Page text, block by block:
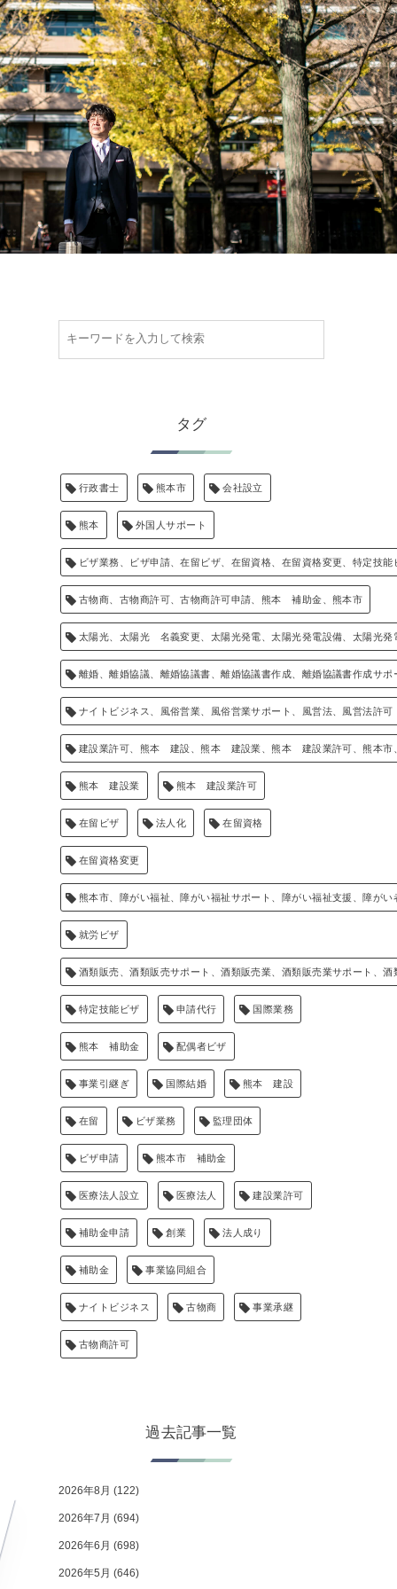
タグ
行政書士 熊本市 会社設立
熊本 外国人サポート
ビザ業務、ビザ申請、在留ビザ、在留資格、在留資格変更、特定技能
古物商、古物商許可、古物商許可申請、熊本 補助金、熊本市
太陽光、太陽光 名義変更、太陽光発電、太陽光発電設備、太陽光
離婚、離婚協議、離婚協議書、離婚協議書作成、離婚協議書作成サポ
ナイトビジネス、風俗営業、風俗営業サポート、風営法、風営法許可
建設業許可、熊本 建設、熊本 建設業、熊本 建設業許可、熊本市
熊本 建設業 熊本 建設業許可
在留ビザ 法人化 在留資格
在留資格変更
熊本市、障がい福祉、障がい福祉サポート、障がい福祉支援、障がい
就労ビザ
酒類販売、酒類販売サポート、酒類販売業、酒類販売業サポート、
特定技能ビザ 申請代行 国際業務
熊本 補助金 配偶者ビザ
事業引継ぎ 国際結婚 熊本 建設
在留 ビザ業務 監理団体
ビザ申請 熊本市 補助金
医療法人設立 医療法人 建設業許可
補助金申請 創業 法人成り
補助金 事業協同組合
ナイトビジネス 古物商 事業承継
古物商許可
過去記事一覧
2026年8月 (122)
2026年7月 (694)
2026年6月 (698)
2026年5月 (646)